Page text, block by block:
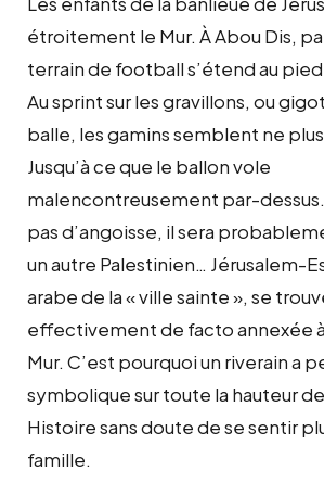
étroitement le Mur. À Abou Dis,
terrain de football s’étend au
Au sprint sur les gravillons, ou
balle, les gamins semblent ne
Jusqu’à ce que le ballon vole
malencontreusement par-dessus.
pas d’angoisse, il sera
un autre Palestinien… Jérusalem-
arabe de la « ville sainte », se
effectivement de facto annexée
Mur. C’est pourquoi un riverain a
symbolique sur toute la hauteur
Histoire sans doute de se sentir
famille.